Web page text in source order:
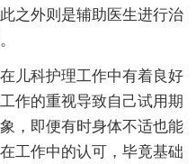
之外则是辅助医生进行治
儿科护理工作中有着良好
作的重视导致自己试用期
，即便有时身体不适也能
工作中的认可，毕竟基础